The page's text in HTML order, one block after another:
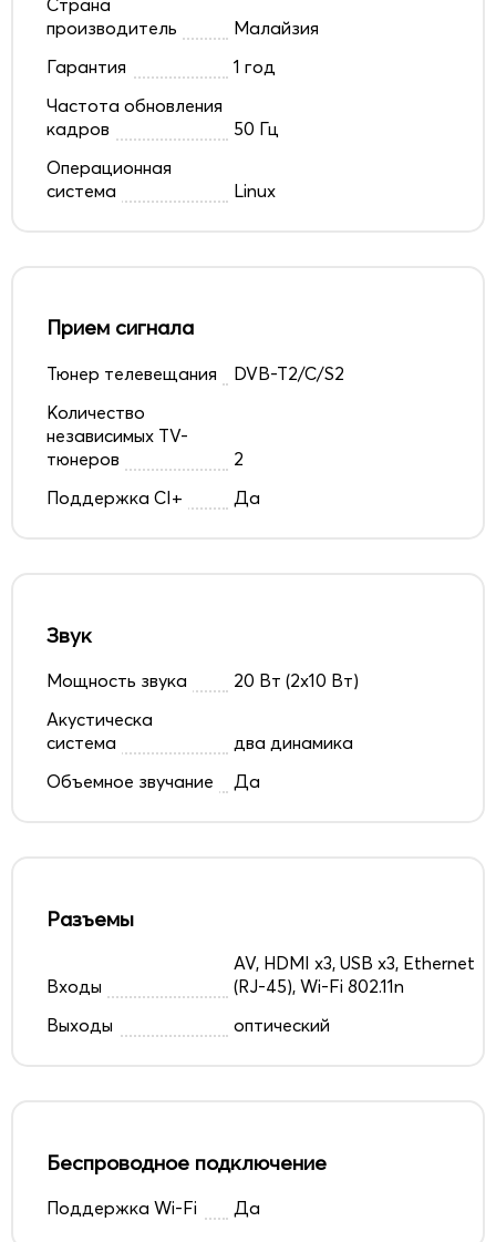
производитель
Малайзия
Гарантия
1 год
Частота обновления
кадров
50 Гц
Операционная
система
Linux
Прием сигнала
Тюнер телевещания
DVB-T2/C/S2
Количество
независимых TV-
тюнеров
2
Поддержка CI+
Да
Звук
Мощность звука
20 Вт (2х10 Вт)
Акустическа
система
два динамика
Объемное звучание
Да
Разъемы
Входы
AV, HDMI x3, USB x3, Ethernet
(RJ-45), Wi-Fi 802.11n
Выходы
оптический
Беспроводное подключение
Поддержка Wi-Fi Да